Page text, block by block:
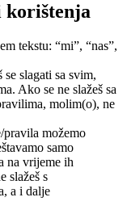
korištenja
tekstu: “mi”, “nas”,
slagati sa svim,
Ako se ne slažeš sa
molim(o), ne
pravila možemo
samo
na vrijeme ih
slažeš s
a i dalje